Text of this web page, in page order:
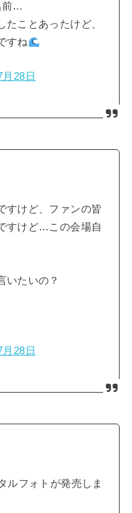
前…
ことあったけど、
すね
月28日
すけど、ファンの皆
すけど…この会場自
いたいの？
月28日
ルフォトが発売しま